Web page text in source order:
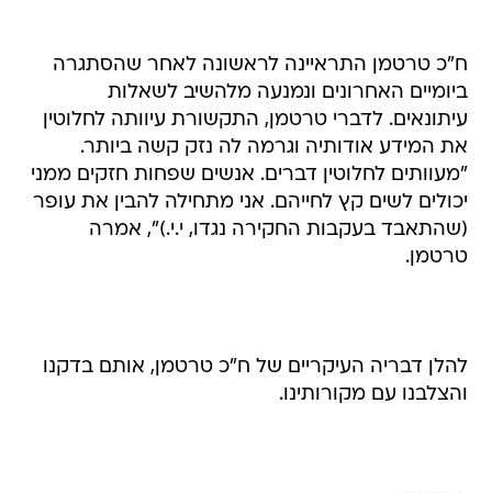
ח"כ טרטמן התראיינה לראשונה לאחר שהסתגרה
ביומיים האחרונים ונמנעה מלהשיב לשאלות
עיתונאים. לדברי טרטמן, התקשורת עיוותה לחלוטין
את המידע אודותיה וגרמה לה נזק קשה ביותר.
"מעוותים לחלוטין דברים. אנשים שפחות חזקים ממני
יכולים לשים קץ לחייהם. אני מתחילה להבין את עופר
(שהתאבד בעקבות החקירה נגדו, י.י.)", אמרה
טרטמן.
להלן דבריה העיקריים של ח"כ טרטמן, אותם בדקנו
והצלבנו עם מקורותינו.